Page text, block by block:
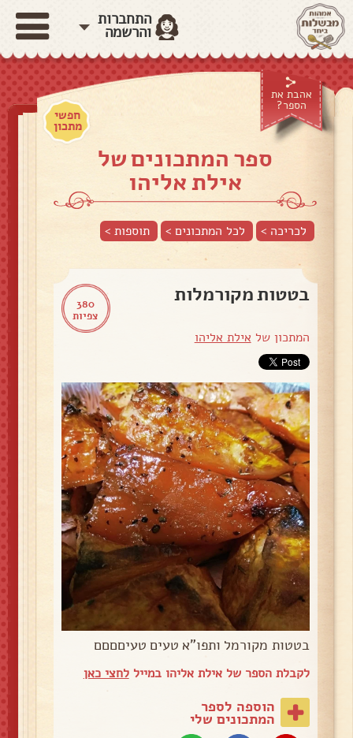
התחברות
והרשמה
אהבת את
הספר?
חפשי
מתכון
ספר המתכונים של
אילת אליהו
לכריכה > לכל המתכונים > תוספות>
380
צפיות
בטטות מקורמלות
המתכון של אילת אליהו
בטטות מקורמל ותפו"א טעים טעיםםםם
לקבלת הספר של אילת אליהו במייללחצי כאן
הוספה לספר
המתכונים שלי